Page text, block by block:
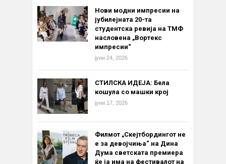
Нови модни импресии на
јубилејната 20-та
студентска ревија на ТМФ
насловена „Вортекс
импресии“
јуни 24, 2026
СТИЛСКА ИДЕЈА: Бела
кошула со машки крој
јуни 17, 2026
Филмот „Скејтбордингот не
е за девојчиња“ на Дина
Дума светската премиера
ќе ја има на фестивалот на